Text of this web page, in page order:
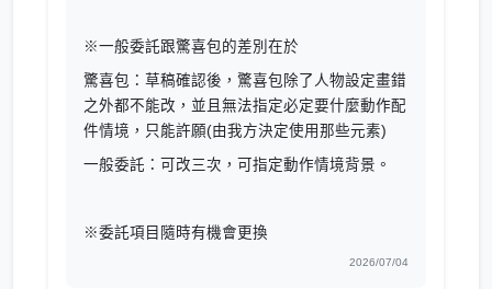
※一般委託跟驚喜包的差別在於
驚喜包：草稿確認後，驚喜包除了人物設定畫錯
之外都不能改，並且無法指定必定要什麼動作配
件情境，只能許願(由我方決定使用那些元素)
一般委託：可改三次，可指定動作情境背景。
※委託項目隨時有機會更換
2026/07/04